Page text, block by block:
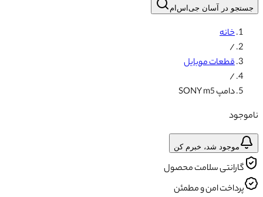
جستجو در آسان جی‌اس‌ام
خانه
/
قطعات موبایل
/
دامپ SONY m5
ناموجود
موجود شد، خبرم کن
گارانتی سلامت محصول
پرداخت امن و مطمئن